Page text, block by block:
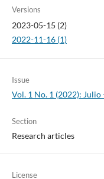
Versions
2023-05-15 (2)
2022-11-16 (1)
Issue
Vol. 1 No. 1 (2022):
Section
Research articles
License